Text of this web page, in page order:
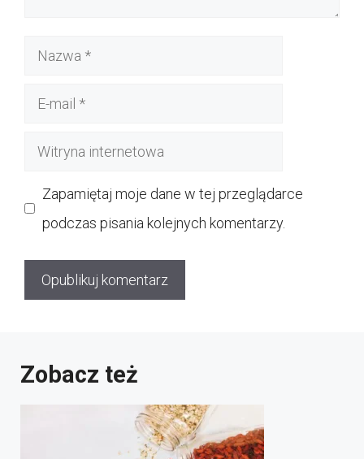
Nazwa
Witryna
Zapamiętaj moje dane w tej przeglądarce
podczas pisania kolejnych komentarzy.
Zobacz też